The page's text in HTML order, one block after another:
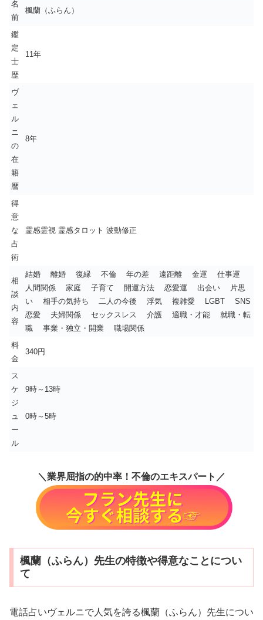
名
前
楓蘭（ふらん）
鑑
定
士
歴
11年
ヴ
ェ
ル
ニ
の
在
籍
暦
8年
得
意
な
占
術
霊感霊視 霊感タロット 波動修正
相
談
内
容
結婚 離婚 復縁 不倫 年の差 遠距離 金運 仕事運
人間関係 家庭 子育て 開運方法 恋愛運 出会い 片思
い 相手の気持ち 二人の今後 浮気 複雑愛 LGBT SNS
恋愛 夫婦関係 セックスレス 介護 適職・才能 就職・転
職 事業・独立・開業 職場関係
料
金
340円
ス
ケ
ジ
ュ
ー
ル
9時～13時
0時～5時
＼業界屈指の的中率！不倫のエキスパート／
楓蘭（ふらん）先生の特徴や得意なことについ
て
電話占いヴェルニで人気を誇る楓蘭（ふらん）先生につい